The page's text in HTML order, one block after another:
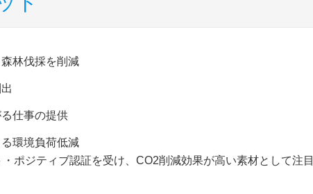
林伐採を削減
仕事の提供
環境負荷低減
ポジティブ認証を受け、CO2削減効果が高い素材として注目